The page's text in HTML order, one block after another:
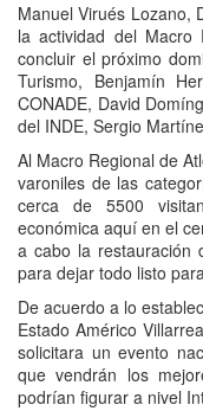
Manuel Virués Lozano,
la actividad del
concluir el próximo
Turismo, Benjamín
CONADE, David
del INDE, Sergio
Al Macro Regional de
varoniles de las
cerca de 5500
económica aquí en el
a cabo la restauración
para dejar todo listo
De acuerdo a lo
Estado Américo
solicitara un evento
que vendrán los
podrían figurar a nivel